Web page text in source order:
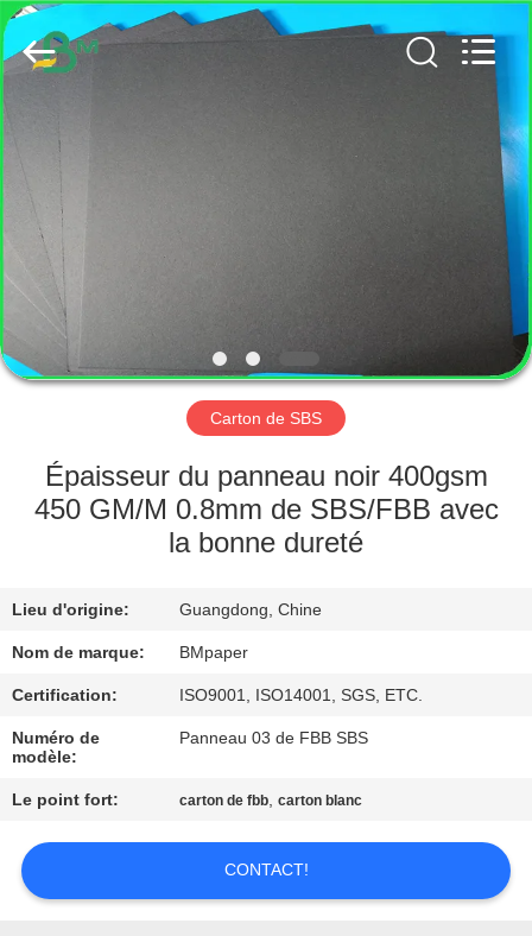
MAISON
PRODUITS
AU
SUJET
DE
NOUS
VISITE
D'USINE
DE
QUALITÉ
CONTACTEZ-
NOUS
NOUVELLES
GUANGZHOU
BMPAPER
CO.,
LTD..
All
Carton de SBS
Épaisseur du panneau noir 400gsm
450 GM/M 0.8mm de SBS/FBB avec
la bonne dureté
Lieu d'origine: Guangdong, Chine
Nom de marque: BMpaper
Certification: ISO9001, ISO14001, SGS, ETC.
Numéro de
modèle:
Panneau 03 de FBB SBS
Le point fort: carton de fbb,carton blanc
CONTACT!